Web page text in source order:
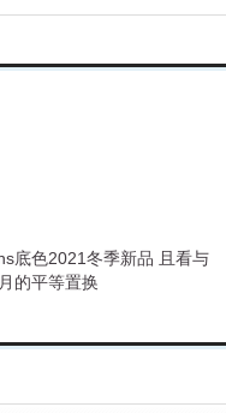
底色2021冬季新品 且看与
的平等置换